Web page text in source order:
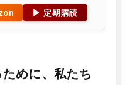
▶ 定期購読
ために、私たち